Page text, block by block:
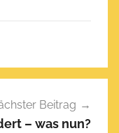
Beitrag
– was nun?